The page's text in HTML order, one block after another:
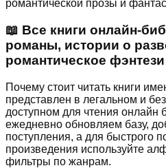
романтической прозы и
📖 Все книги онлайн-
романы, истории о
романтическое фэнтези
Почему стоит читать книги
представлен в легальном и
доступном для чтения онлайн
ежедневно обновляем базу,
поступления, а для быстрого
произведения используйте
фильтры по жанрам.